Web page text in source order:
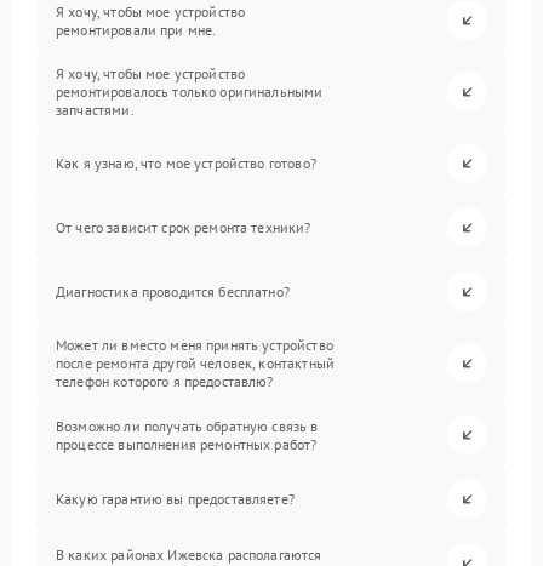
Я хочу, чтобы мое устройство
ремонтировали при мне.
Я хочу, чтобы мое устройство
ремонтировалось только оригинальными
запчастями.
Как я узнаю, что мое устройство готово?
От чего зависит срок ремонта техники?
Диагностика проводится бесплатно?
Может ли вместо меня принять устройство
после ремонта другой человек, контактный
телефон которого я предоставлю?
Возможно ли получать обратную связь в
процессе выполнения ремонтных работ?
Какую гарантию вы предоставляете?
В каких районах Ижевска располагаются